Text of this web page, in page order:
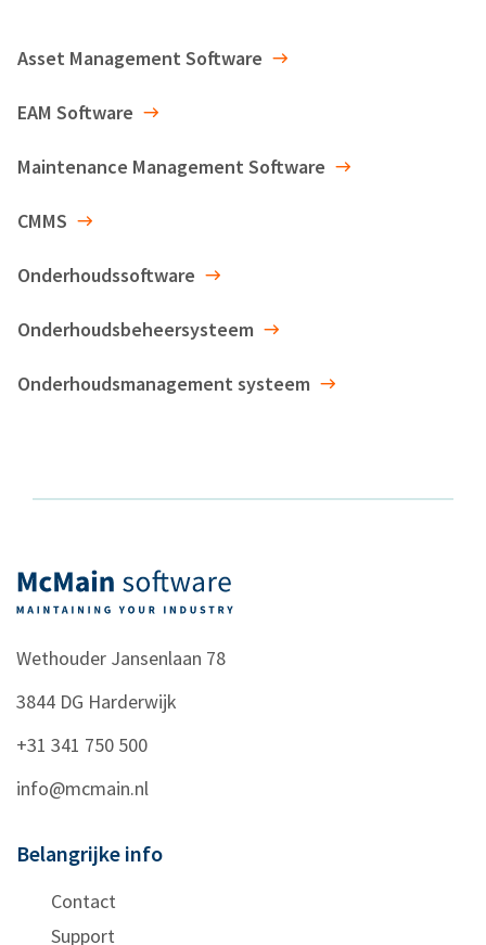
Asset Management Software
EAM Software
Maintenance Management Software
CMMS
Onderhoudssoftware
Onderhoudsbeheersysteem
Onderhoudsmanagement systeem
Wethouder Jansenlaan 78
3844 DG Harderwijk
+31 341 750 500
info@mcmain.nl
Belangrijke info
Contact
Support